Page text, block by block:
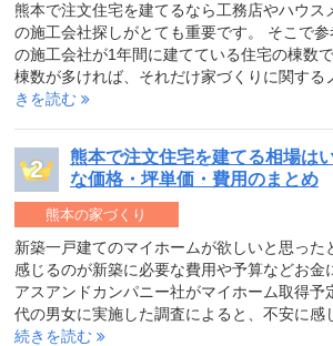
熊本で注文住宅を建てるなら工務店やハウス
の施工会社探しがとても重要です。 そこで
の施工会社が1年間に建てている住宅の棟数
棟数が多ければ、それだけ家づくりに関する
きを読む
熊本で注文住宅を建てる相場は
な価格・坪単価・費用のまとめ
新築一戸建てのマイホームが欲しいと思った
感じるのが新築に必要な費用や予算などお金
アスアンドカンパニー社がマイホーム取得予
代の男女に実施した調査によると、不安に感
続きを読む
熊本の家づくり